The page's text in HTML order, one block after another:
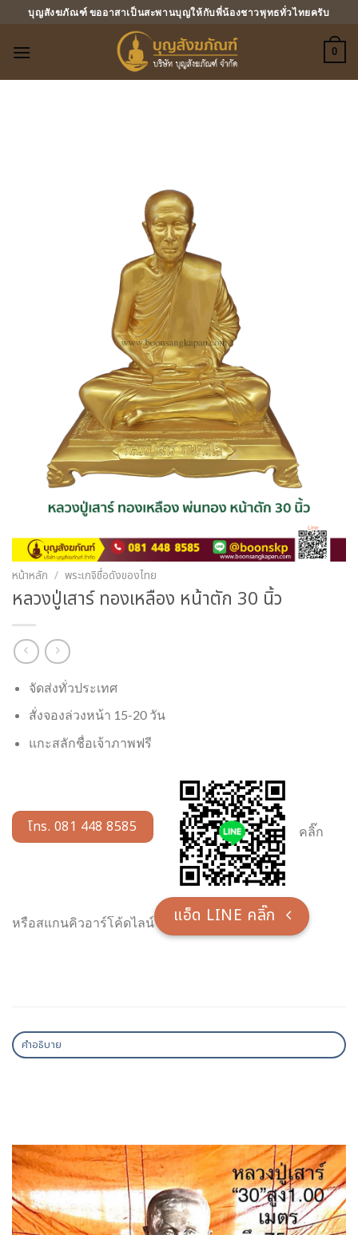
บุญสังฆภัณฑ์ ขออาสาเป็นสะพานบุญให้กับพี่น้องชาวพุทธทั่วไทยครับ
0
หน้าหลัก / พระเกจิชื่อดังของไทย
หลวงปู่เสาร์ ทองเหลือง หน้าตัก 30 นิ้ว
จัดส่งทั่วประเทศ
สั่งจองล่วงหน้า 15-20 วัน
แกะสลักชื่อเจ้าภาพฟรี
โทร. 081 448 8585 คลิ๊ก
หรือสแกนคิวอาร์โค้ดไลน์ แอ็ด LINE คลิ๊ก
คำอธิบาย